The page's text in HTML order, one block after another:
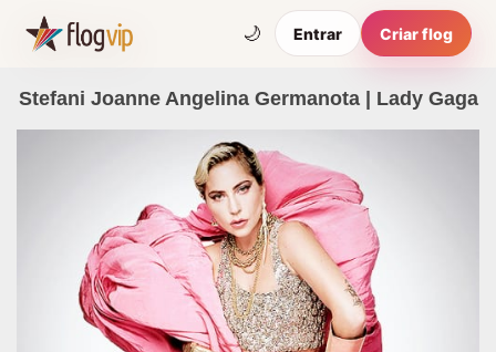
🌙 Entrar Criar flog
Stefani Joanne Angelina Germanota | Lady Gaga